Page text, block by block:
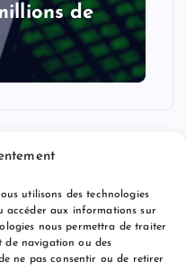
utilisons des technologies
accéder aux informations sur
nous permettra de traiter
de navigation ou des
ne pas consentir ou de retirer
de